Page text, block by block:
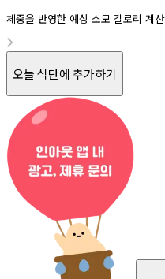
체중을 반영한 예상 소모 칼로리 계산
오늘 식단에 추가하기